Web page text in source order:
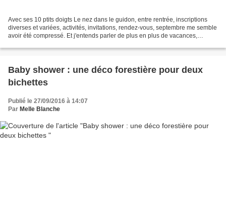
Avec ses 10 ptits doigts Le nez dans le guidon, entre rentrée, inscriptions
diverses et variées, activités, invitations, rendez-vous, septembre me semble
avoir été compressé. Et j'entends parler de plus en plus de vacances,
Baby shower : une déco forestière pour deux
bichettes
Publié le 27/09/2016 à 14:07
Par Melle Blanche